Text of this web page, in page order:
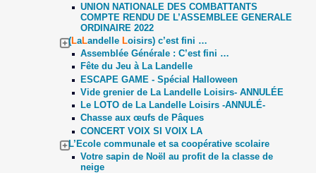
UNION NATIONALE DES COMBATTANTS
COMPTE RENDU DE L’ASSEMBLEE GENERALE
ORDINAIRE 2022
(LaLandelle Loisirs) c’est fini …
Assemblée Générale : C’est fini …
Fête du Jeu à La Landelle
ESCAPE GAME - Spécial Halloween
Vide grenier de La Landelle Loisirs- ANNULÉE
Le LOTO de La Landelle Loisirs -ANNULÉ-
Chasse aux œufs de Pâques
CONCERT VOIX SI VOIX LA
L’Ecole communale et sa coopérative scolaire
Votre sapin de Noël au profit de la classe de
neige